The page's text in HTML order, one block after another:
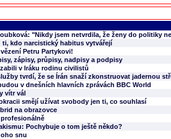
"Nikdy jsem netvrdila, že ženy do politiky
ti, kdo narcistický habitus vytvářejí
Petru Partykovi!
zápisy, průpisy, nadpisy a podpisy
v Iráku rodinu civilistů
tvrdí, že se Írán snaží zkonstruovat jadernou
v dnešních hlavních zprávách BBC World
vítr vál
smějí užívat svobody jen ti, co souhlasí
na obrazovce
Pochybuje o tom ještě někdo?
snu